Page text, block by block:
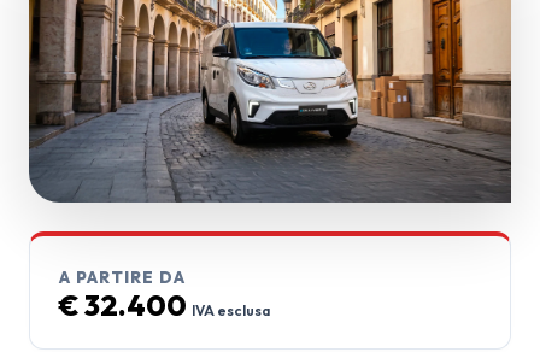
A PARTIRE DA
€ 32.400 IVA esclusa